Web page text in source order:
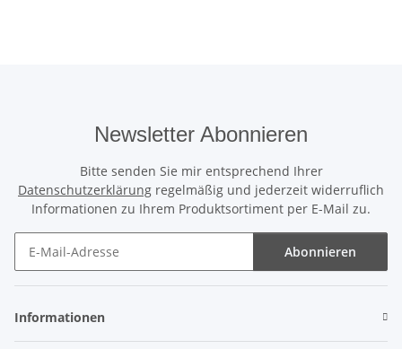
Newsletter Abonnieren
Bitte senden Sie mir entsprechend Ihrer
Datenschutzerklärung regelmäßig und jederzeit widerruflich
Informationen zu Ihrem Produktsortiment per E-Mail zu.
Abonnieren
Informationen